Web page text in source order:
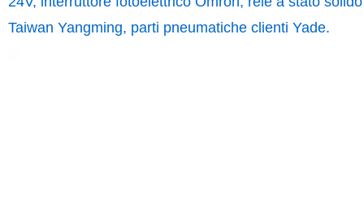
Taiwan Yangming, parti pneumatiche clienti Yade.